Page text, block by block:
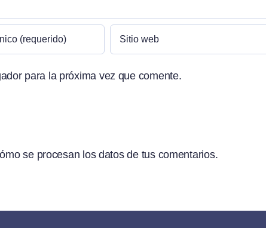
para la próxima vez que comente.
se procesan los datos de tus comentarios.